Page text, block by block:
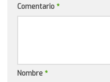
Comentario *
Nombre *